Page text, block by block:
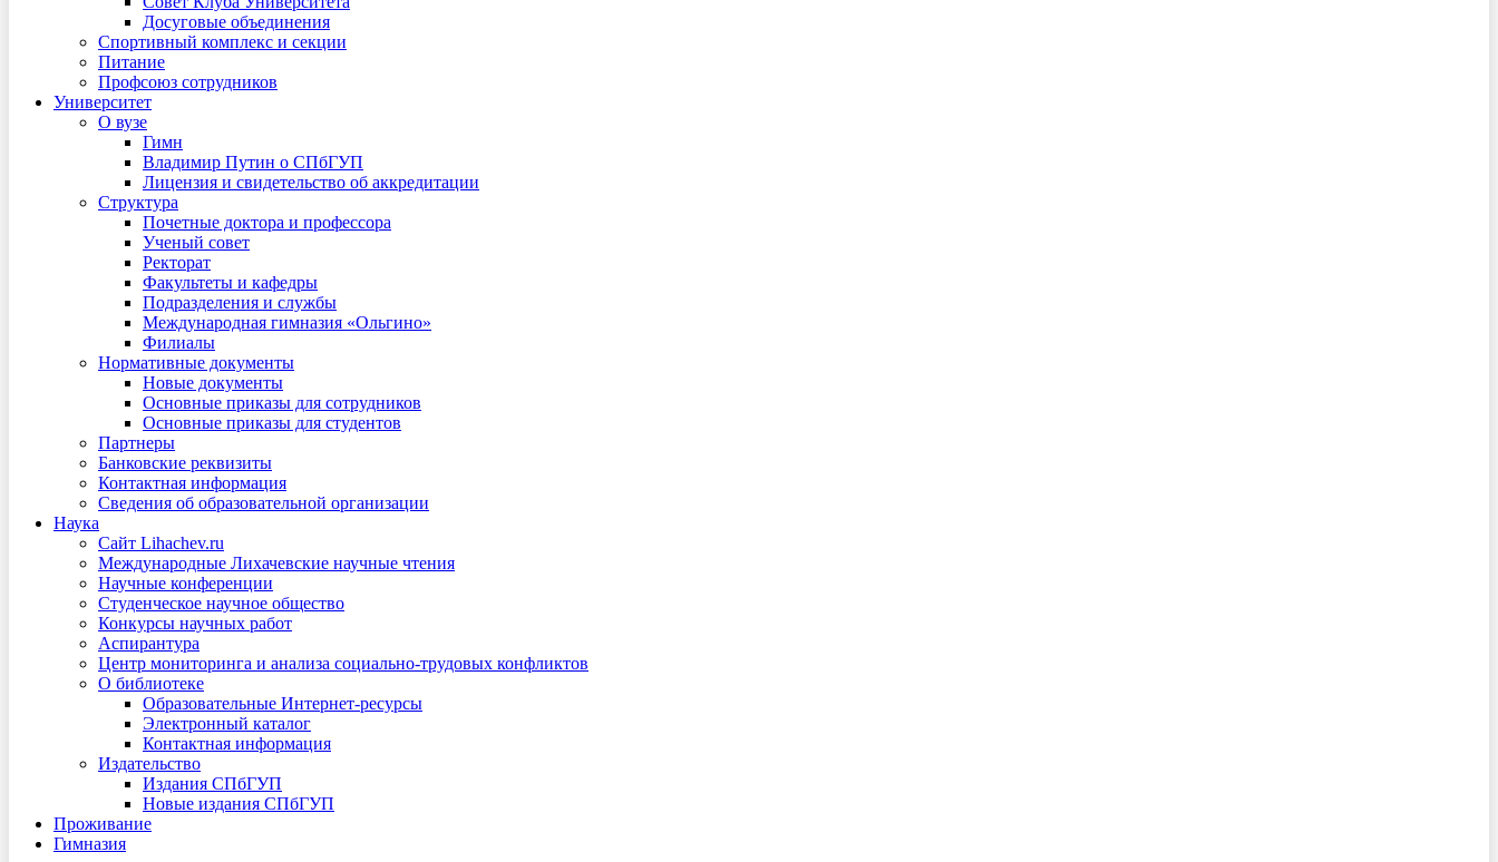
Досуговые объединения
Спортивный комплекс и секции
Питание
Профсоюз сотрудников
Университет
О вузе
Гимн
Владимир Путин о СПбГУП
Лицензия и свидетельство об аккредитации
Структура
Почетные доктора и профессора
Ученый совет
Ректорат
Факультеты и кафедры
Подразделения и службы
Международная гимназия «Ольгино»
Филиалы
Нормативные документы
Новые документы
Основные приказы для сотрудников
Основные приказы для студентов
Партнеры
Банковские реквизиты
Контактная информация
Сведения об образовательной организации
Наука
Сайт Lihachev.ru
Международные Лихачевские научные чтения
Научные конференции
Студенческое научное общество
Конкурсы научных работ
Аспирантура
Центр мониторинга и анализа социально-трудовых конфликтов
О библиотеке
Образовательные Интернет-ресурсы
Электронный каталог
Контактная информация
Издательство
Издания СПбГУП
Новые издания СПбГУП
Проживание
Гимназия